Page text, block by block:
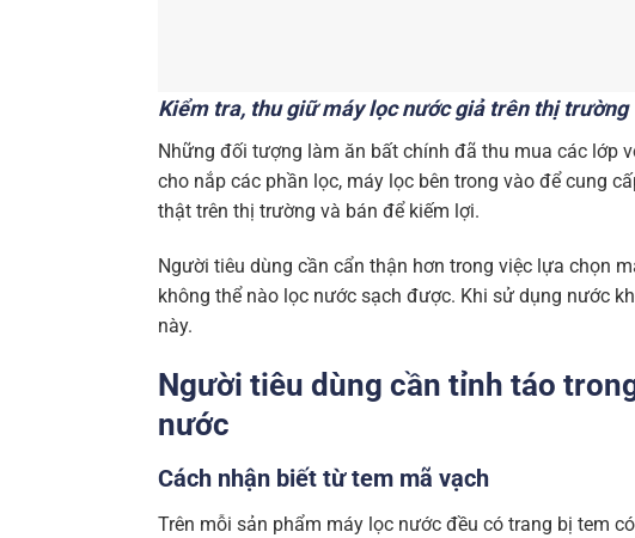
Kiểm tra, thu giữ máy lọc nước giả trên thị trường
Những đối tượng làm ăn bất chính đã thu mua các lớp
cho nắp các phần lọc, máy lọc bên trong vào để cung
thật trên thị trường và bán để kiếm lợi.
Người tiêu dùng cần cẩn thận hơn trong việc lựa chọn
không thể nào lọc nước sạch được. Khi sử dụng nước
này.
Người tiêu dùng cần tỉnh táo
nước
Cách nhận biết từ tem mã vạch
Trên mỗi sản phẩm máy lọc nước đều có trang bị tem